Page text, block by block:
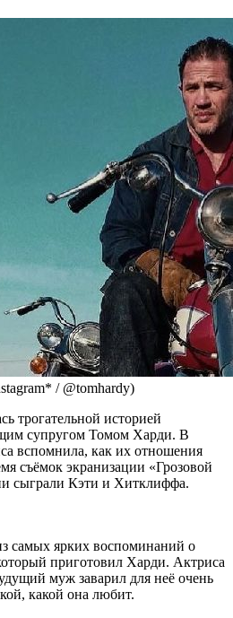
/ @tomhardy)
трогательной историей
супругом Томом Харди. В
вспомнила, как их отношения
съёмок экранизации «Грозовой
сыграли Кэти и Хитклиффа.
самых ярких воспоминаний о
приготовил Харди. Актриса
муж заварил для неё очень
какой она любит.